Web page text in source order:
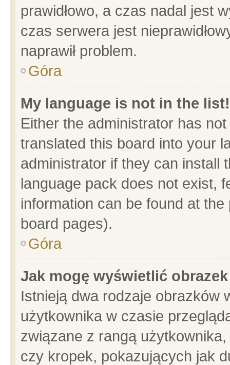
prawidłowo, a czas nadal jest
czas serwera jest
naprawił problem.
Góra
My language is not in the list!
Either the administrator has
translated this board into your
administrator if they can install
language pack does not exist,
information can be found at
board pages).
Góra
Jak mogę wyświetlić
Istnieją dwa rodzaje obrazków
użytkownika w czasie
związane z rangą
czy kropek, pokazujących jak